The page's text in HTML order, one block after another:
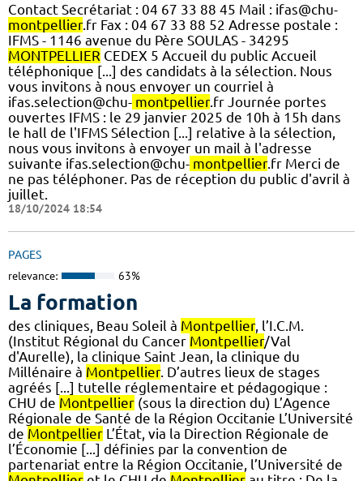
Contact Secrétariat : 04 67 33 88 45 Mail : ifas@chu-
montpellier.fr Fax : 04 67 33 88 52 Adresse postale :
IFMS - 1146 avenue du Père SOULAS - 34295
MONTPELLIER CEDEX 5 Accueil du public Accueil
téléphonique [...] des candidats à la sélection. Nous
vous invitons à nous envoyer un courriel à
ifas.selection@chu- montpellier.fr Journée portes
ouvertes IFMS : le 29 janvier 2025 de 10h à 15h dans
le hall de l'IFMS Sélection [...] relative à la sélection,
nous vous invitons à envoyer un mail à l'adresse
suivante ifas.selection@chu- montpellier.fr Merci de
ne pas téléphoner. Pas de réception du public d'avril à
juillet.
18/10/2024 18:54
PAGES
relevance: 63%
La formation
des cliniques, Beau Soleil à Montpellier, l’I.C.M.
(Institut Régional du Cancer Montpellier/Val
d'Aurelle), la clinique Saint Jean, la clinique du
Millénaire à Montpellier. D’autres lieux de stages
agréés [...] tutelle réglementaire et pédagogique :
CHU de Montpellier (sous la direction du) L’Agence
Régionale de Santé de la Région Occitanie L’Université
de Montpellier L’État, via la Direction Régionale de
l’Économie [...] définies par la convention de
partenariat entre la Région Occitanie, l’Université de